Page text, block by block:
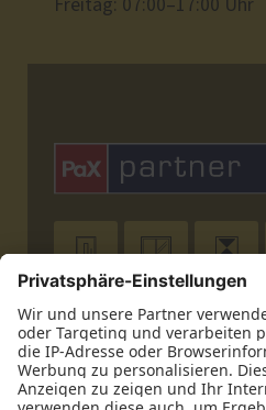
Freitag: 07:00–17:00 Uhr
  
  
 